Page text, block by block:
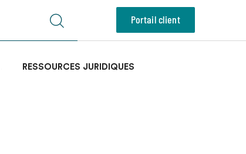
Portail client
RESSOURCES JURIDIQUES